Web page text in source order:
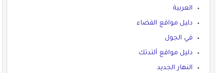
العربية
دليل مواقع الفضاء
في الجول
دليل مواقع ألتدتك
النهار الجديد